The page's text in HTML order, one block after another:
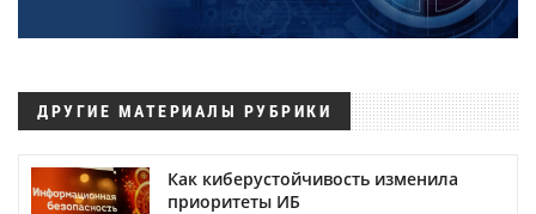
ДРУГИЕ МАТЕРИАЛЫ РУБРИКИ
Как киберустойчивость изменила
приоритеты ИБ